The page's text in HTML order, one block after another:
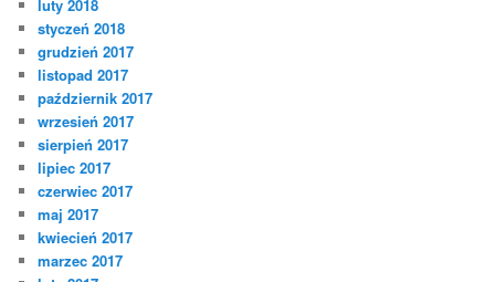
luty 2018
styczeń 2018
grudzień 2017
listopad 2017
październik 2017
wrzesień 2017
sierpień 2017
lipiec 2017
czerwiec 2017
maj 2017
kwiecień 2017
marzec 2017